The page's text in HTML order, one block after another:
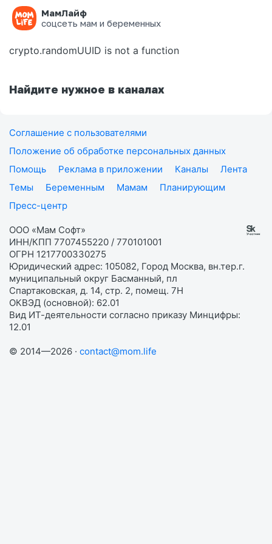
МамЛайф
соцсеть мам и беременных
Ошибка на странице
crypto.randomUUID is not a function
Найдите нужное в каналах
Соглашение с пользователями
Положение об обработке персональных данных
Помощь
Реклама в приложении Каналы
Лента
Темы
Беременным Мамам
Планирующим
Пресс-центр
ООО «Мам Софт»
ИНН/КПП 7707455220 / 770101001
ОГРН 1217700330275
Юридический адрес: 105082, Город Москва, вн.тер.г.
муниципальный округ Басманный, пл
Спартаковская, д. 14, стр. 2, помещ. 7Н
ОКВЭД (основной): 62.01
Вид ИТ-деятельности согласно приказу Минцифры:
12.01
© 2014—2026 · contact@mom.life